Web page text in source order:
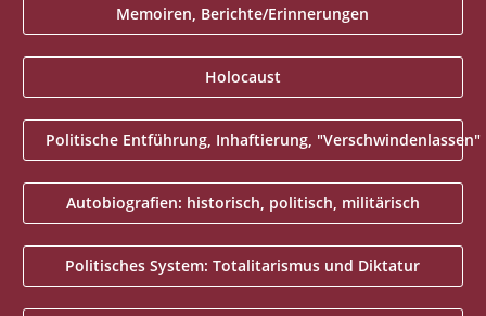
Memoiren, Berichte/Erinnerungen
Holocaust
Politische Entführung, Inhaftierung,
Autobiografien: historisch, politisch, militärisch
Politisches System: Totalitarismus und Diktatur